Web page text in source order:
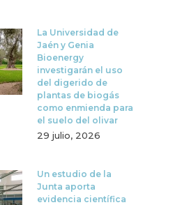
La Universidad de
Jaén y Genia
Bioenergy
investigarán el uso
del digerido de
plantas de biogás
como enmienda para
el suelo del olivar
29 julio, 2026
Un estudio de la
Junta aporta
evidencia científica